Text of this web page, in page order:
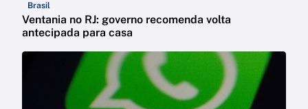
Brasil
Ventania no RJ: governo recomenda volta
antecipada para casa